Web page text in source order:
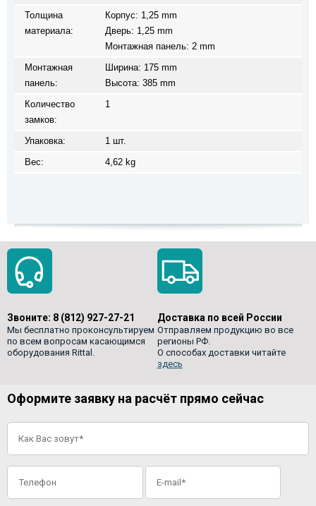
Толщина
материала:
Корпус: 1,25 mm
Дверь: 1,25 mm
Монтажная панель: 2 mm
Монтажная
панель:
Ширина: 175 mm
Высота: 385 mm
Количество
замков:
1
Упаковка:
1 шт.
Вес:
4,62 kg
Звоните: 8 (812) 927-27-21
Мы бесплатно проконсультируем
по всем вопросам касающимся
оборудования Rittal.
Доставка по всей России
Отправляем продукцию во все
регионы РФ.
О способах доставки читайте
здесь
Оформите заявку на расчёт прямо сейчас